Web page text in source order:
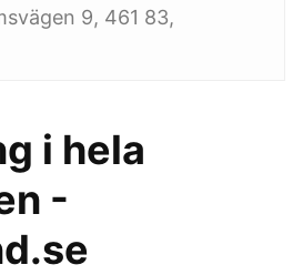
9, 461 83,
i hela
-